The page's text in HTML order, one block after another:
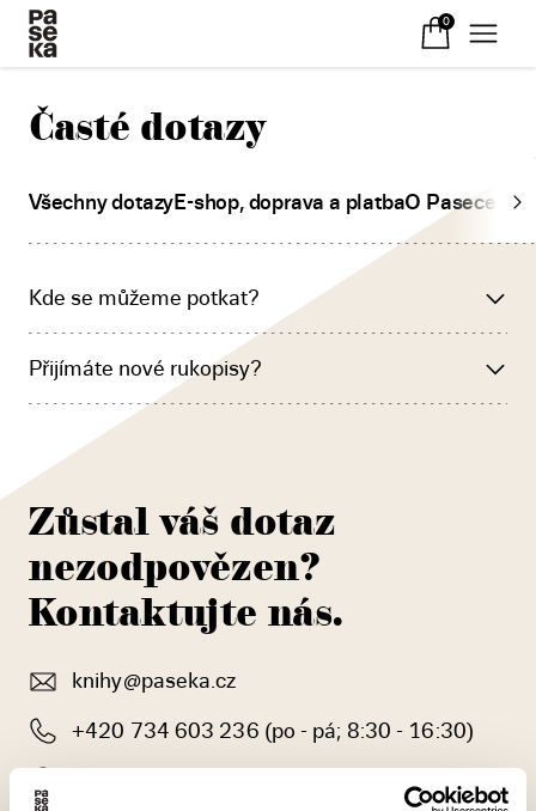
0
Časté dotazy
Všechny dotazyE-shop, doprava a platbaO Pasece a
Kde se můžeme potkat?
Přijímáte nové rukopisy?
Zůstal váš dotaz
nezodpovězen?
Kontaktujte nás.
knihy@paseka.cz
+420 734 603 236 (po - pá; 8:30 - 16:30)